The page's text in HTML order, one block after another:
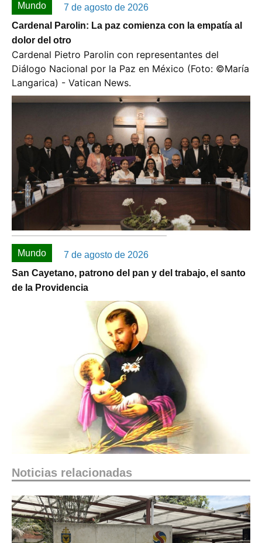
Mundo
7 de agosto de 2026
Cardenal Parolin: La paz comienza con la empatía al
dolor del otro
Cardenal Pietro Parolin con representantes del
Diálogo Nacional por la Paz en México (Foto: ©️María
Langarica) - Vatican News.
Mundo
7 de agosto de 2026
San Cayetano, patrono del pan y del trabajo, el santo
de la Providencia
Noticias relacionadas